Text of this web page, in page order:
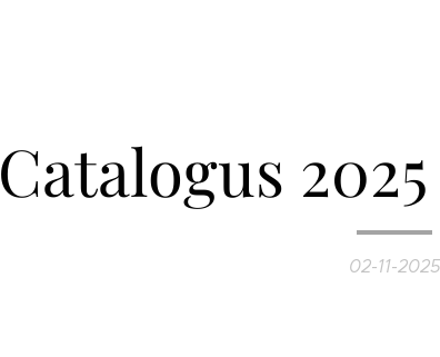
Catalogus
02-11-2025